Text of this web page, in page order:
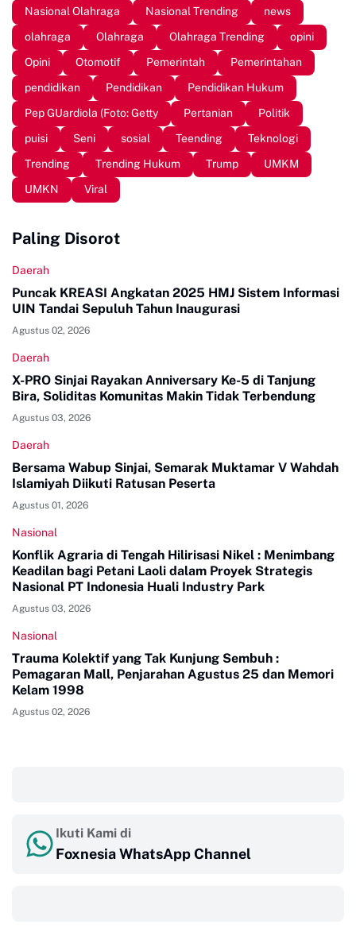
Nasional Olahraga
Nasional Trending
news
olahraga
Olahraga Olahraga Trending
opini
Opini
Otomotif Pemerintah
Pemerintahan
pendidikan
Pendidikan
Pendidikan Hukum
Pep GUardiola (Foto: Getty
Pertanian
Politik
puisi
Seni sosial Teending
Teknologi
Trending
Trending Hukum Trump
UMKM
UMKN
Viral
Paling Disorot
Daerah
Puncak KREASI Angkatan 2025 HMJ Sistem Informasi
UIN Tandai Sepuluh Tahun Inaugurasi
Agustus 02, 2026
Daerah
X-PRO Sinjai Rayakan Anniversary Ke-5 di Tanjung
Bira, Soliditas Komunitas Makin Tidak Terbendung
Agustus 03, 2026
Daerah
Bersama Wabup Sinjai, Semarak Muktamar V Wahdah
Islamiyah Diikuti Ratusan Peserta
Agustus 01, 2026
Nasional
Konflik Agraria di Tengah Hilirisasi Nikel : Menimbang
Keadilan bagi Petani Laoli dalam Proyek Strategis
Nasional PT Indonesia Huali Industry Park
Agustus 03, 2026
Nasional
Trauma Kolektif yang Tak Kunjung Sembuh :
Pemagaran Mall, Penjarahan Agustus 25 dan Memori
Kelam 1998
Agustus 02, 2026
Ikuti Kami di
Foxnesia WhatsApp Channel